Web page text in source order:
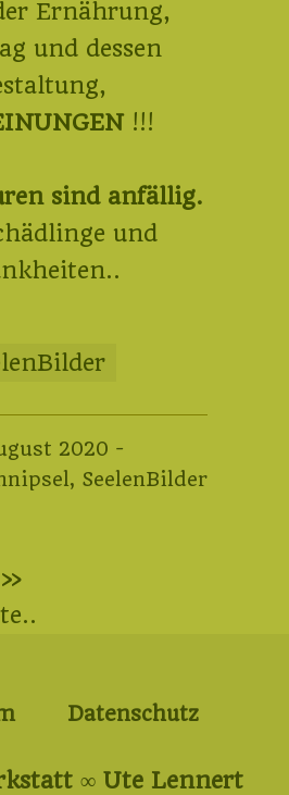
Ernährung,
und dessen
!!!
sind anfällig.
und
2020 15.
Januar
-
, SeelenBilder
»
Datenschutz
∞ Ute Lennert